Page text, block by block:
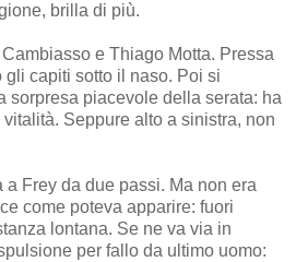
brilla di più.
e Thiago Motta. Pressa
capiti sotto il naso. Poi si
sorpresa piacevole della serata: ha
Seppure alto a sinistra, non
a Frey da due passi. Ma non era
come poteva apparire: fuori
lontana. Se ne va via in
per fallo da ultimo uomo: